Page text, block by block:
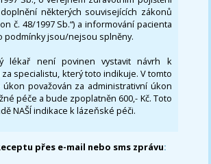
některých souvisejících zákonů
č. 48/1997 Sb.“) a informování pacienta
podmínky jsou/nejsou splněny.
lékař není povinen vystavit návrh k
specialistu, který toto indikuje. V tomto
považován za administrativní úkon
péče a bude zpoplatněn 600,- Kč. Toto
NAŠÍ indikace k lázeňské péči.
přes e-mail nebo sms zprávu: